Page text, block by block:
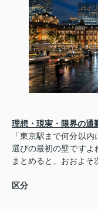
理想・現実・限界の通
「東京駅まで何分以
選びの最初の壁ですよ
まとめると、おおよそ
区分